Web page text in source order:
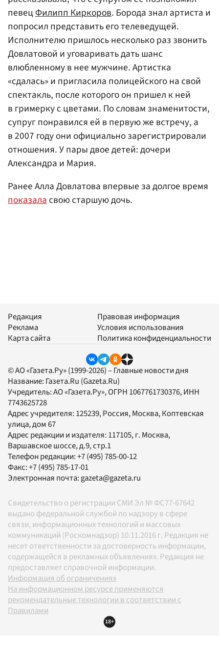
певецФилипп Киркоров. Борода знал артиста и
попросил представить его телеведущей.
Исполнителю пришлось несколько раз звонить
Довлатовой и уговаривать дать шанс
влюбленному в нее мужчине. Артистка
«сдалась» и пригласила полицейского на свой
спектакль, после которого он пришел к ней
в гримерку с цветами. По словам знаменитости,
супруг понравился ей в первую же встречу, а
в 2007 году они официально зарегистрировали
отношения. У пары двое детей: дочери
Александра и Мария.
Ранее Алла Довлатова впервые за долгое время
показаласвою старшую дочь.
Редакция
Реклама
Карта сайта
Правовая информация
Условия использования
Политика конфиденциальности
© АО «Газета.Ру» (1999-2026) – Главные новости дня
Название: Газета.Ru (Gazeta.Ru)
Учредитель:АО «Газета.Ру», ОГРН 1067761730376, ИНН
7743625728
Адрес учредителя: 125239, Россия, Москва, Коптевская
улица, дом 67
Адрес редакции и издателя: 117105, г. Москва,
Варшавское шоссе, д.9, стр.1
Телефон редакции:+7 (495) 785-00-12
Факс:+7 (495) 785-17-01
Электронная почта:gazeta@gazeta.ru
Свидетельство о регистрации СМИ Эл № ФС77-67642
выдано федеральной службой по надзору в сфере
связи, информационных технологий и массовых
коммуникаций (Роскомнадзор) 10.11.2016 г. Редакция не
несет ответственности за достоверность информации,
содержащейся в рекламных объявлениях. Редакция не
предоставляет справочной информации.
Информация об ограничениях
На информационном ресурсе применяются
рекомендательные технологии в соответствии с
Правилами
18+